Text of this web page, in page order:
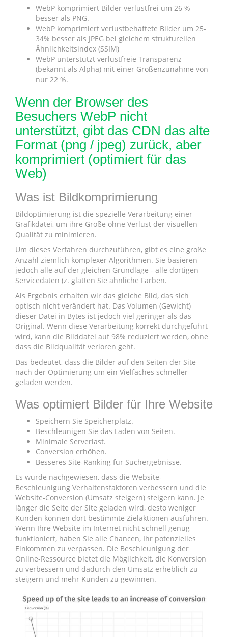
WebP komprimiert Bilder verlustfrei um 26 %
besser als PNG.
WebP komprimiert verlustbehaftete Bilder um 25-
34% besser als JPEG bei gleichem strukturellen
Ähnlichkeitsindex (SSIM)
WebP unterstützt verlustfreie Transparenz
(bekannt als Alpha) mit einer Größenzunahme von
nur 22 %.
Wenn der Browser des
Besuchers WebP nicht
unterstützt, gibt das CDN das alte
Format (png / jpeg) zurück, aber
komprimiert (optimiert für das
Web)
Was ist Bildkomprimierung
Bildoptimierung ist die spezielle Verarbeitung einer
Grafikdatei, um ihre Größe ohne Verlust der visuellen
Qualität zu minimieren.
Um dieses Verfahren durchzuführen, gibt es eine große
Anzahl ziemlich komplexer Algorithmen. Sie basieren
jedoch alle auf der gleichen Grundlage - alle dortigen
Servicedaten (z. glätten Sie ähnliche Farben.
Als Ergebnis erhalten wir das gleiche Bild, das sich
optisch nicht verändert hat. Das Volumen (Gewicht)
dieser Datei in Bytes ist jedoch viel geringer als das
Original. Wenn diese Verarbeitung korrekt durchgeführt
wird, kann die Bilddatei auf 98% reduziert werden, ohne
dass die Bildqualität verloren geht.
Das bedeutet, dass die Bilder auf den Seiten der Site
nach der Optimierung um ein Vielfaches schneller
geladen werden.
Was optimiert Bilder für Ihre Website
Speichern Sie Speicherplatz.
Beschleunigen Sie das Laden von Seiten.
Minimale Serverlast.
Conversion erhöhen.
Besseres Site-Ranking für Suchergebnisse.
Es wurde nachgewiesen, dass die Website-
Beschleunigung Verhaltensfaktoren verbessern und die
Website-Conversion (Umsatz steigern) steigern kann. Je
länger die Seite der Site geladen wird, desto weniger
Kunden können dort bestimmte Zielaktionen ausführen.
Wenn Ihre Website im Internet nicht schnell genug
funktioniert, haben Sie alle Chancen, Ihr potenzielles
Einkommen zu verpassen. Die Beschleunigung der
Online-Ressource bietet die Möglichkeit, die Konversion
zu verbessern und dadurch den Umsatz erheblich zu
steigern und mehr Kunden zu gewinnen.